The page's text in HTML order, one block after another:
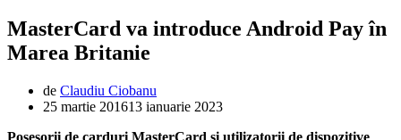
MasterCard va introduce Android Pay în
Marea Britanie
de Claudiu Ciobanu
25 martie 201613 ianuarie 2023
Posesorii de carduri MasterCard şi utilizatorii de dispozitive